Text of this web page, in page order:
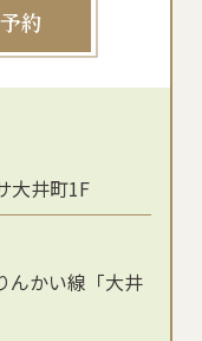
約
大井町1F
んかい線「大井